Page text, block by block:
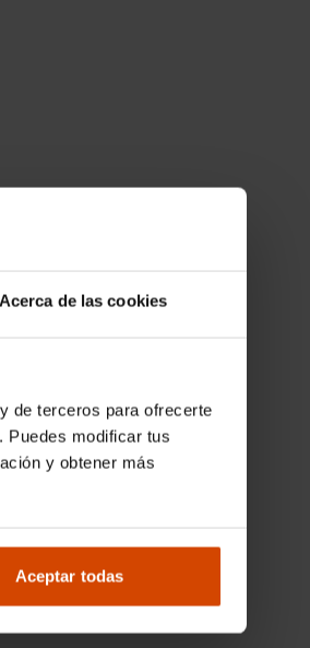
Acerca de las cookies
de terceros para ofrecerte
Puedes modificar tus
y obtener más
Aceptar todas